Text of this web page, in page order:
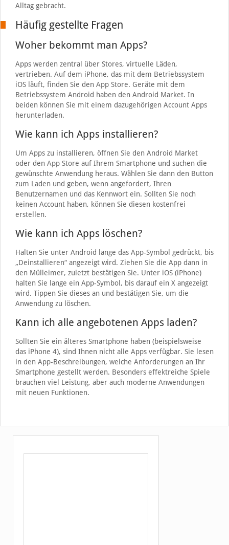
Alltag gebracht.
Häufig gestellte Fragen
Woher bekommt man Apps?
Apps werden zentral über Stores, virtuelle Läden,
vertrieben. Auf dem iPhone, das mit dem Betriebssystem
iOS läuft, finden Sie den App Store. Geräte mit dem
Betriebssystem Android haben den Android Market. In
beiden können Sie mit einem dazugehörigen Account Apps
herunterladen.
Wie kann ich Apps installieren?
Um Apps zu installieren, öffnen Sie den Android Market
oder den App Store auf Ihrem Smartphone und suchen die
gewünschte Anwendung heraus. Wählen Sie dann den Button
zum Laden und geben, wenn angefordert, Ihren
Benutzernamen und das Kennwort ein. Sollten Sie noch
keinen Account haben, können Sie diesen kostenfrei
erstellen.
Wie kann ich Apps löschen?
Halten Sie unter Android lange das App-Symbol gedrückt, bis
„Deinstallieren“ angezeigt wird. Ziehen Sie die App dann in
den Mülleimer, zuletzt bestätigen Sie. Unter iOS (iPhone)
halten Sie lange ein App-Symbol, bis darauf ein X angezeigt
wird. Tippen Sie dieses an und bestätigen Sie, um die
Anwendung zu löschen.
Kann ich alle angebotenen Apps laden?
Sollten Sie ein älteres Smartphone haben (beispielsweise
das iPhone 4), sind Ihnen nicht alle Apps verfügbar. Sie lesen
in den App-Beschreibungen, welche Anforderungen an Ihr
Smartphone gestellt werden. Besonders effektreiche Spiele
brauchen viel Leistung, aber auch moderne Anwendungen
mit neuen Funktionen.